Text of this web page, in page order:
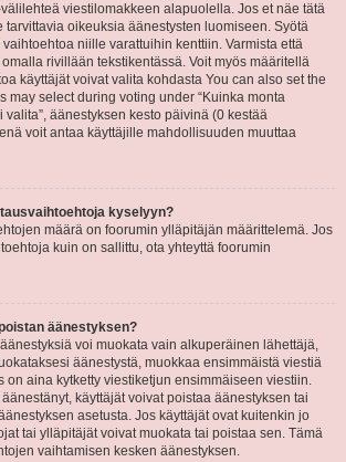
viestilomakkeen alapuolella. Jos et näe tätä
oikeuksia äänestysten luomiseen. Syötä
niille varattuihin kenttiin. Varmista että
rivillään tekstikentässä. Voit myös määritellä
käyttäjät voivat valita kohdasta You can also set the
may select during voting under “Kuinka monta
äänestyksen kesto päivinä (0 kestää
voit antaa käyttäjille mahdollisuuden muuttaa
kyselyyn?
määrä on foorumin ylläpitäjän määrittelemä. Jos
kuin on sallittu, ota yhteyttä foorumin
äänestyksen?
voi muokata vain alkuperäinen lähettäjä,
äänestystä, muokkaa ensimmäistä viestiä
on aina kytketty viestiketjun ensimmäiseen viestiin.
käyttäjät voivat poistaa äänestyksen tai
asetusta. Jos käyttäjät ovat kuitenkin jo
tai ylläpitäjät voivat muokata tai poistaa sen. Tämä
vaihtamisen kesken äänestyksen.